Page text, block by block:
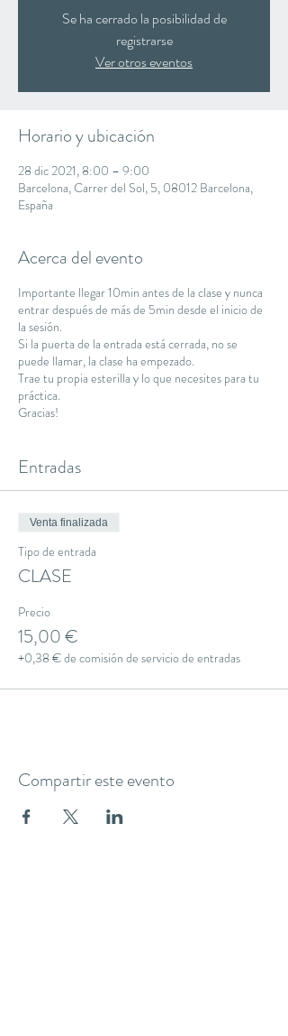
Se ha cerrado la posibilidad de
registrarse
Ver otros eventos
Horario y ubicación
28 dic 2021, 8:00 – 9:00
Barcelona, Carrer del Sol, 5, 08012 Barcelona,
España
Acerca del evento
Importante llegar 10min antes de la clase y nunca
entrar después de más de 5min desde el inicio de
la sesión.
Si la puerta de la entrada está cerrada, no se
puede llamar, la clase ha empezado.
Trae tu propia esterilla y lo que necesites para tu
práctica.
Gracias!
Entradas
Venta finalizada
Tipo de entrada
CLASE
Precio
15,00 €
+0,38 € de comisión de servicio de entradas
Compartir este evento